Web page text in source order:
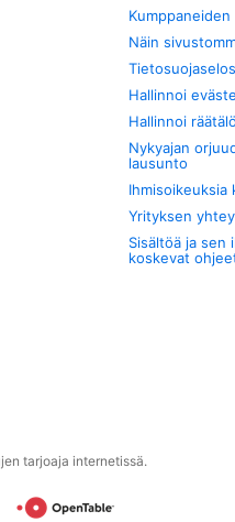
Näin
Hallinnoi
Hallinnoi
Nykyajan
lausunto
Ihmisoikeuksia
Yrityksen
Sisältöä ja sen
koskevat
tarjoaja internetissä.